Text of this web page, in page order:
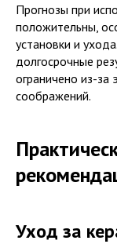
Прогнозы при
положительны,
установки и
долгосрочные
ограничено из-за
соображений.
Уход за